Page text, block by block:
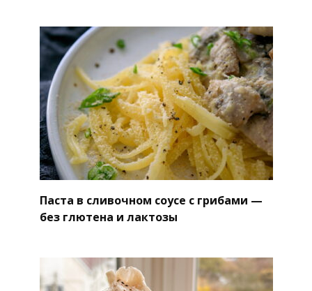
Паста в сливочном соусе с грибами —
без глютена и лактозы